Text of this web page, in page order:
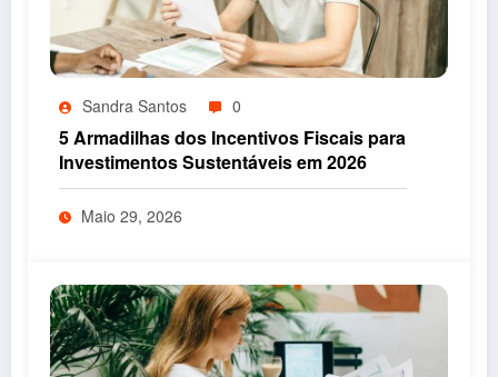
Sandra Santos 0
5 Armadilhas dos Incentivos Fiscais para
Investimentos Sustentáveis em 2026
Maio 29, 2026